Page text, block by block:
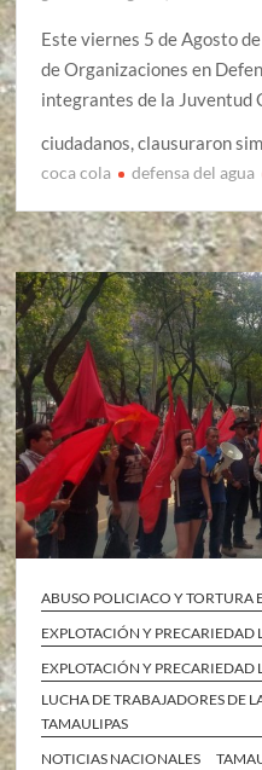
Este viernes 5 de Agosto
de Organizaciones en
integrantes de la Juventud
ciudadanos, clausuraron
coca cola defensa del agua
ABUSO POLICIACO Y TORTURA
EXPLOTACIÓN Y PRECARIEDAD
EXPLOTACIÓN Y PRECARIEDAD
LUCHA DE TRABAJADORES DE
TAMAULIPAS
NOTICIAS NACIONALES